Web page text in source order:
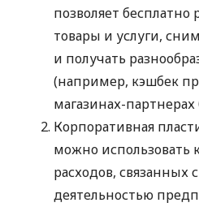
позволяет бесплатно
товары и услуги,
и получать
(например, кэшбек
магазинах-партнерах
Корпоративная
можно использовать
расходов, связанных
деятельностью